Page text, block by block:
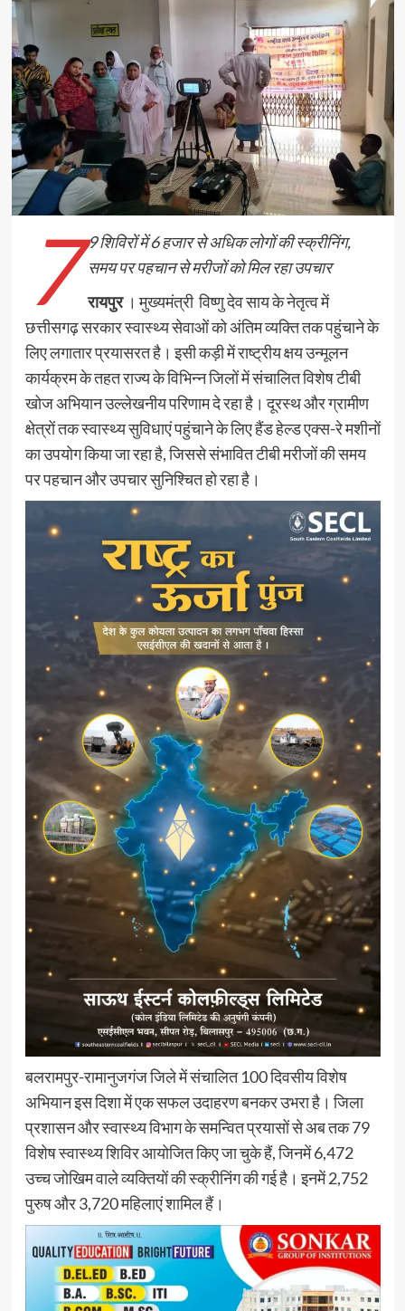
7 9 शिविरों में 6 हजार से अधिक लोगों की स्क्रीनिंग,
समय पर पहचान से मरीजों को मिल रहा उपचार
रायपुर। मुख्यमंत्री विष्णु देव साय के नेतृत्व में
छत्तीसगढ़ सरकार स्वास्थ्य सेवाओं को अंतिम व्यक्ति तक पहुंचाने के
लिए लगातार प्रयासरत है। इसी कड़ी में राष्ट्रीय क्षय उन्मूलन
कार्यक्रम के तहत राज्य के विभिन्न जिलों में संचालित विशेष टीबी
खोज अभियान उल्लेखनीय परिणाम दे रहा है। दूरस्थ और ग्रामीण
क्षेत्रों तक स्वास्थ्य सुविधाएं पहुंचाने के लिए हैंड हेल्ड एक्स-रे मशीनों
का उपयोग किया जा रहा है, जिससे संभावित टीबी मरीजों की समय
पर पहचान और उपचार सुनिश्चित हो रहा है।
बलरामपुर-रामानुजगंज जिले में संचालित 100 दिवसीय विशेष
अभियान इस दिशा में एक सफल उदाहरण बनकर उभरा है। जिला
प्रशासन और स्वास्थ्य विभाग के समन्वित प्रयासों से अब तक 79
विशेष स्वास्थ्य शिविर आयोजित किए जा चुके हैं, जिनमें 6,472
उच्च जोखिम वाले व्यक्तियों की स्क्रीनिंग की गई है। इनमें 2,752
पुरुष और 3,720 महिलाएं शामिल हैं।